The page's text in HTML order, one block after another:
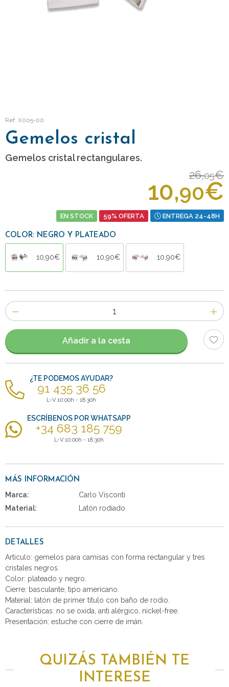
Ref: X005-00
Gemelos cristal
Gemelos cristal rectangulares.
26,05€
10,90€
EN STOCK 59% OFERTA ENTREGA 24-48H
COLOR: NEGRO Y PLATEADO
10,90€ 10,90€ 10,90€
Número
de
artículos
Añadir a la cesta
¿TE PODEMOS AYUDAR?
91 435 36 56
L-V 10:00h - 18:30h
ESCRÍBENOS POR WHATSAPP
+34 683 185 759
L-V 10:00h - 18:30h
MÁS INFORMACIÓN
Marca:
Carlo Visconti
Material:
Latón rodiado
DETALLES
Articulo: gemelos para camisas con forma rectangular y tres
cristales negros.
Color: plateado y negro.
Cierre: basculante, tipo americano.
Material: latón de primer titulo con baño de rodio.
Características: no se oxida, anti alérgico, nickel-free.
Presentación: estuche con cierre de imán.
QUIZÁS TAMBIÉN TE
INTERESE